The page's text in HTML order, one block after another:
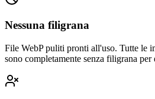
Nessuna filigrana
File WebP puliti pronti all'uso. Tutte le
sono completamente senza filigrana per